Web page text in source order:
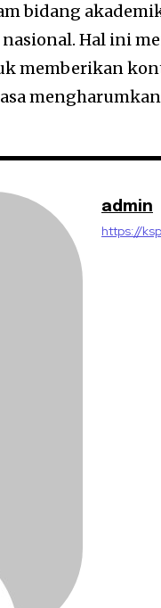
bidang
Hal ini
memberikan
admin
https://